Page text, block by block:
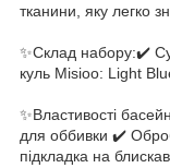
тканини, яку легко
✨Склад набору:✔️
куль Misioo: Light
✨Властивості
для оббивки ✔️
підкладка на